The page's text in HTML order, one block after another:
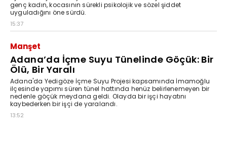
genç kadın, kocasının sürekli psikolojik ve sözel şiddet
uyguladığını öne sürdü.
15:37
Manşet
Adana’da İçme Suyu Tünelinde Göçük: Bir
Ölü, Bir Yaralı
Adana'da Yedigöze İçme Suyu Projesi kapsamında İmamoğlu
ilçesinde yapımı süren tünel hattında henüz belirlenemeyen bir
nedenle göçük meydana geldi. Olayda bir işçi hayatını
kaybederken bir işçi de yaralandı.
13:52